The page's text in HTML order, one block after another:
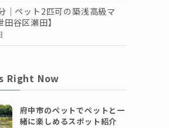
｜ペット2匹可の築浅高級マ
谷区瀬田】
Right Now
府中市のペットでペットと一
緒に楽しめるスポット紹介